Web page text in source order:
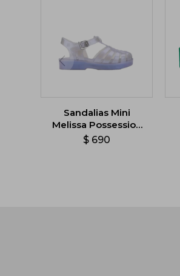
Sandalias Mini
Melissa Possession
Baby - Violeta
$ 690